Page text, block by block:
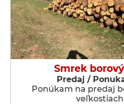
Smrek
Predaj /
Ponúkam na predaj